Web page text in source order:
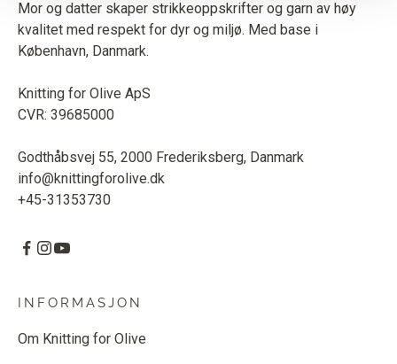
Mor og datter skaper strikkeoppskrifter og garn av høy
kvalitet med respekt for dyr og miljø. Med base i
København, Danmark.
Knitting for Olive ApS
CVR: 39685000
Godthåbsvej 55, 2000 Frederiksberg, Danmark
info@knittingforolive.dk
+45-31353730
INFORMASJON
Om Knitting for Olive